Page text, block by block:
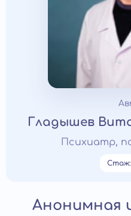
Гладышев
Психиатр,
Стаж:
Анонимная